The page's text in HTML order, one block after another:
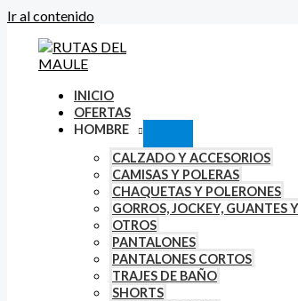
Ir al contenido
INICIO
OFERTAS
HOMBRE
CALZADO Y ACCESORIOS
CAMISAS Y POLERAS
CHAQUETAS Y POLERONES
GORROS, JOCKEY, GUANTES
OTROS
PANTALONES
PANTALONES CORTOS
TRAJES DE BAÑO
SHORTS